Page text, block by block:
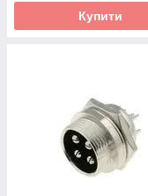
Купити